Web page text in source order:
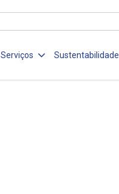
Serviços Sustentabilidade